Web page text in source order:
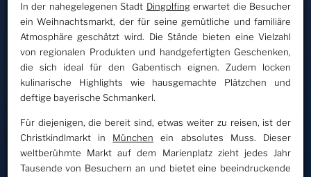
In der nahegelegenen Stadt Dingolfingerwartet die Besucher
ein Weihnachtsmarkt, der für seine gemütliche und familiäre
Atmosphäre geschätzt wird. Die Stände bieten eine Vielzahl
von regionalen Produkten und handgefertigten Geschenken,
die sich ideal für den Gabentisch eignen. Zudem locken
kulinarische Highlights wie hausgemachte Plätzchen und
deftige bayerische Schmankerl.
Für diejenigen, die bereit sind, etwas weiter zu reisen, ist der
Christkindlmarkt in München ein absolutes Muss. Dieser
weltberühmte Markt auf dem Marienplatz zieht jedes Jahr
Tausende von Besuchern an und bietet eine beeindruckende